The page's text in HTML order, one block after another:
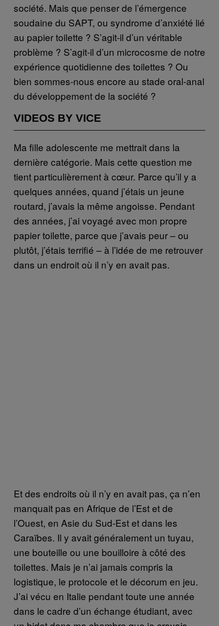
société. Mais que penser de l’émergence
soudaine du SAPT, ou syndrome d’anxiété lié
au papier toilette ? S’agit-il d’un véritable
problème ? S’agit-il d’un microcosme de notre
expérience quotidienne des toilettes ? Ou
bien sommes-nous encore au stade oral-anal
du développement de la société ?
VIDEOS BY VICE
Ma fille adolescente me mettrait dans la
dernière catégorie. Mais cette question me
tient particulièrement à cœur. Parce qu’il y a
quelques années, quand j’étais un jeune
routard, j’avais la même angoisse. Pendant
des années, j’ai voyagé avec mon propre
papier toilette, parce que j’avais peur – ou
plutôt, j’étais terrifié – à l’idée de me retrouver
dans un endroit où il n’y en avait pas.
Et des endroits où il n’y en avait pas, ça n’en
manquait pas en Afrique de l’Est et de
l’Ouest, en Asie du Sud-Est et dans les
Caraïbes. Il y avait généralement un tuyau,
une bouteille ou une bouilloire à côté des
toilettes. Mais je n’ai jamais compris la
logistique, le protocole et le décorum en jeu.
J’ai vécu en Italie pendant toute une année
dans le cadre d’un échange étudiant, avec